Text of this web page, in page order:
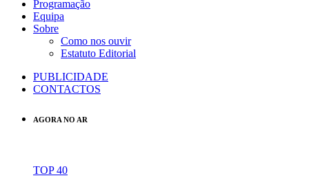
Programação
Equipa
Sobre
Como nos ouvir
Estatuto Editorial
PUBLICIDADE
CONTACTOS
AGORA NO AR
TOP 40